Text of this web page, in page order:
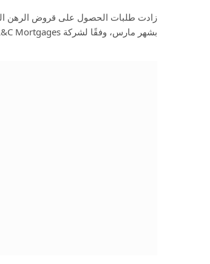
زادت طلبات الحصول على قروض الرهن
بشهر مارس، وفقًا لشركة L&C Mortgages،…